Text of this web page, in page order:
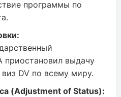
программы по
выдачу
DV по всему миру.
(Adjustment of Status):